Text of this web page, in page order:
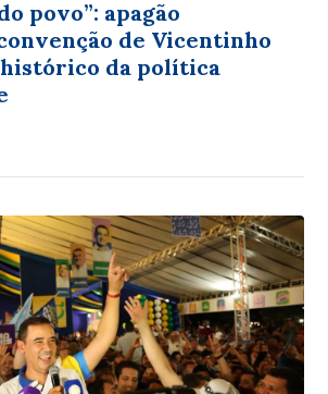
povo”: apagão
de Vicentinho
da política